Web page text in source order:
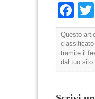
Questo
tramite il
dal tuo sito.